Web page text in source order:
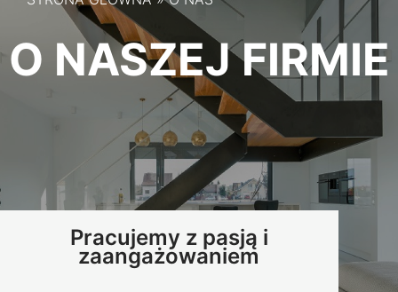
O NASZEJ FIRMIE
Pracujemy z pasją i
zaangażowaniem